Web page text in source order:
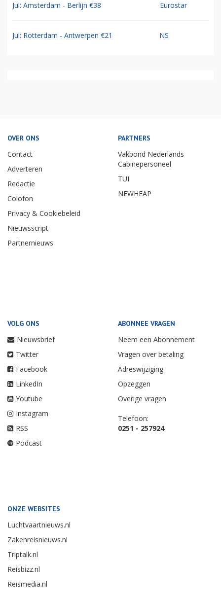
Jul: Amsterdam - Berlijn €38 Eurostar
Jul: Rotterdam - Antwerpen €21 NS
OVER ONS
Contact
Adverteren
Redactie
Colofon
Privacy & Cookiebeleid
Nieuwsscript
Partnernieuws
PARTNERS
Vakbond Nederlands
Cabinepersoneel
TUI
NEWHEAP
VOLG ONS
Nieuwsbrief
Twitter
Facebook
LinkedIn
Youtube
Instagram
RSS
Podcast
ABONNEE VRAGEN
Neem een Abonnement
Vragen over betaling
Adreswijziging
Opzeggen
Overige vragen
Telefoon:
0251 - 257924
ONZE WEBSITES
Luchtvaartnieuws.nl
Zakenreisnieuws.nl
Triptalk.nl
Reisbizz.nl
Reismedia.nl